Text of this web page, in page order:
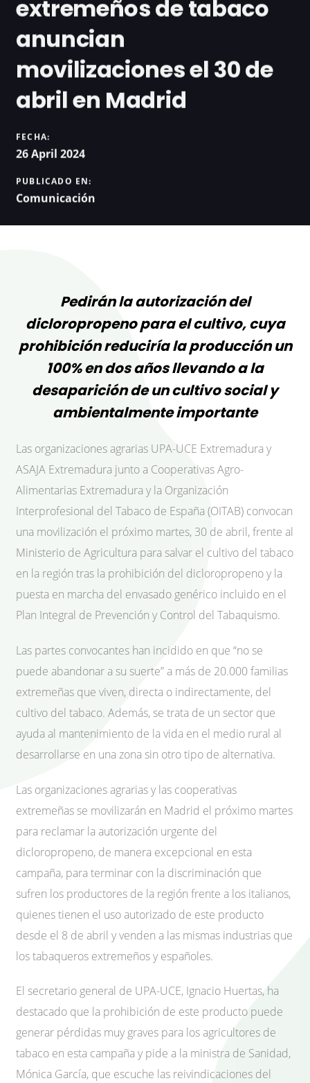
extremeños de tabaco
anuncian
movilizaciones el 30 de
abril en Madrid
FECHA:
26 April 2024
PUBLICADO EN:
Comunicación
Pedirán la autorización del
dicloropropeno para el cultivo, cuya
prohibición reduciría la producción un
100% en dos años llevando a la
desaparición de un cultivo social y
ambientalmente importante
Las organizaciones agrarias UPA-UCE Extremadura y
ASAJA Extremadura junto a Cooperativas Agro-
Alimentarias Extremadura y la Organización
Interprofesional del Tabaco de España (OITAB) convocan
una movilización el próximo martes, 30 de abril, frente al
Ministerio de Agricultura para salvar el cultivo del tabaco
en la región tras la prohibición del dicloropropeno y la
puesta en marcha del envasado genérico incluido en el
Plan Integral de Prevención y Control del Tabaquismo.
Las partes convocantes han incidido en que “no se
puede abandonar a su suerte” a más de 20.000 familias
extremeñas que viven, directa o indirectamente, del
cultivo del tabaco. Además, se trata de un sector que
ayuda al mantenimiento de la vida en el medio rural al
desarrollarse en una zona sin otro tipo de alternativa.
Las organizaciones agrarias y las cooperativas
extremeñas se movilizarán en Madrid el próximo martes
para reclamar la autorización urgente del
dicloropropeno, de manera excepcional en esta
campaña, para terminar con la discriminación que
sufren los productores de la región frente a los italianos,
quienes tienen el uso autorizado de este producto
desde el 8 de abril y venden a las mismas industrias que
los tabaqueros extremeños y españoles.
El secretario general de UPA-UCE, Ignacio Huertas, ha
destacado que la prohibición de este producto puede
generar pérdidas muy graves para los agricultores de
tabaco en esta campaña y pide a la ministra de Sanidad,
Mónica García, que escuche las reivindicaciones del